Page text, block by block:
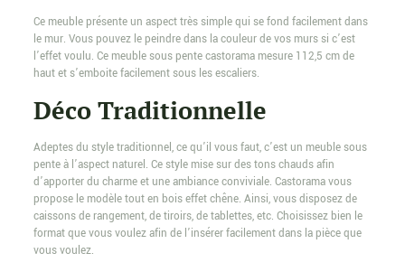
Ce meuble présente un aspect très simple qui se fond facilement dans
le mur. Vous pouvez le peindre dans la couleur de vos murs si c’est
l’effet voulu. Ce meuble sous pente castorama mesure 112,5 cm de
haut et s’emboite facilement sous les escaliers.
Déco Traditionnelle
Adeptes du style traditionnel, ce qu’il vous faut, c’est un meuble sous
pente à l’aspect naturel. Ce style mise sur des tons chauds afin
d’apporter du charme et une ambiance conviviale. Castorama vous
propose le modèle tout en bois effet chêne. Ainsi, vous disposez de
caissons de rangement, de tiroirs, de tablettes, etc. Choisissez bien le
format que vous voulez afin de l’insérer facilement dans la pièce que
vous voulez.